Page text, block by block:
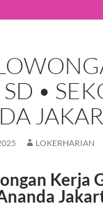
•
LOKERHARIAN
Kerja